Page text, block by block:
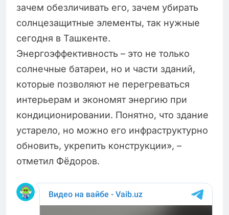
зачем обезличивать его, зачем убирать
солнцезащитные элементы, так нужные
сегодня в Ташкенте.
Энергоэффективность – это не только
солнечные батареи, но и части зданий,
которые позволяют не перегреваться
интерьерам и экономят энергию при
кондиционировании. Понятно, что здание
устарело, но можно его инфраструктурно
обновить, укрепить конструкции», –
отметил Фёдоров.